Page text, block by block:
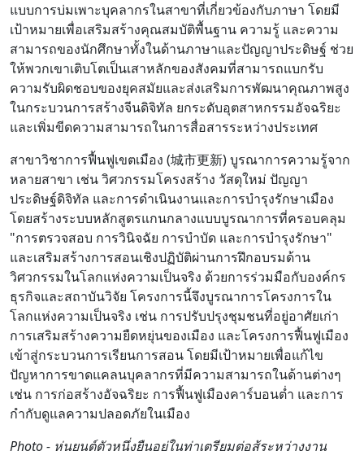
แบบการบ่มเพาะบุคลากรในสาขาที่เกี่ยวข้องกับภาษา โดยมี
เป้าหมายเพื่อเสริมสร้างคุณสมบัติพื้นฐาน ความรู้ และความ
สามารถของนักศึกษาทั้งในด้านภาษาและปัญญาประดิษฐ์ ช่วย
ให้พวกเขาเติบโตเป็นเสาหลักของสังคมที่สามารถแบกรับ
ความรับผิดชอบของยุคสมัยและส่งเสริมการพัฒนาคุณภาพสูง
ในกระบวนการสร้างจีนดิจิทัล ยกระดับอุตสาหกรรมอัจฉริยะ
และเพิ่มขีดความสามารถในการสื่อสารระหว่างประเทศ
สาขาวิชาการฟื้นฟูเขตเมือง (城市更新) บูรณาการความรู้จาก
หลายสาขา เช่น วิศวกรรมโครงสร้าง วัสดุใหม่ ปัญญา
ประดิษฐ์ดิจิทัล และการดำเนินงานและการบำรุงรักษาเมือง
โดยสร้างระบบหลักสูตรแกนกลางแบบบูรณาการที่ครอบคลุม
"การตรวจสอบ การวินิจฉัย การบำบัด และการบำรุงรักษา"
และเสริมสร้างการสอนเชิงปฏิบัติผ่านการฝึกอบรมด้าน
วิศวกรรมในโลกแห่งความเป็นจริง ด้วยการร่วมมือกับองค์กร
ธุรกิจและสถาบันวิจัย โครงการนี้จึงบูรณาการโครงการใน
โลกแห่งความเป็นจริง เช่น การปรับปรุงชุมชนที่อยู่อาศัยเก่า
การเสริมสร้างความยืดหยุ่นของเมือง และโครงการฟื้นฟูเมือง
เข้าสู่กระบวนการเรียนการสอน โดยมีเป้าหมายเพื่อแก้ไข
ปัญหาการขาดแคลนบุคลากรที่มีความสามารถในด้านต่างๆ
เช่น การก่อสร้างอัจฉริยะ การฟื้นฟูเมืองคาร์บอนต่ำ และการ
กำกับดูแลความปลอดภัยในเมือง
Photo - หุ่นยนต์ตัวหนึ่งยืนอยู่ในท่าเตรียมต่อสู้ระหว่างงาน